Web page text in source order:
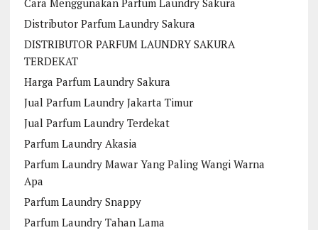
Cara Menggunakan Parfum Laundry Sakura
Distributor Parfum Laundry Sakura
DISTRIBUTOR PARFUM LAUNDRY SAKURA
TERDEKAT
Harga Parfum Laundry Sakura
Jual Parfum Laundry Jakarta Timur
Jual Parfum Laundry Terdekat
Parfum Laundry Akasia
Parfum Laundry Mawar Yang Paling Wangi Warna
Apa
Parfum Laundry Snappy
Parfum Laundry Tahan Lama